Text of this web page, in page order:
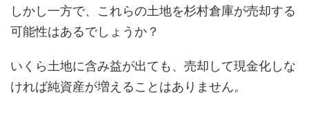
しかし一方で、これらの土地を杉村倉庫が売却する
可能性はあるでしょうか？
いくら土地に含み益が出ても、売却して現金化しな
ければ純資産が増えることはありません。